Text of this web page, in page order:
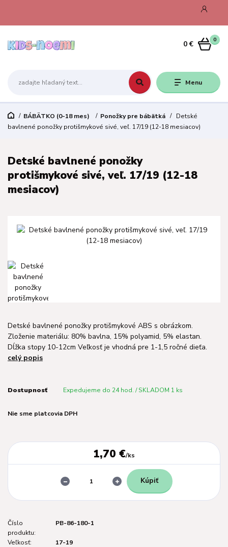
Menu
0
0 €
BÁBÄTKO (0-18 mes) Ponožky pre bábätká
Detské
bavlnené ponožky protišmykové sivé, veľ. 17/19 (12-18 mesiacov)
Detské bavlnené ponožky
protišmykové sivé, veľ. 17/19 (12-18
mesiacov)
Detské bavlnené ponožky protišmykové ABS s obrázkom.
Zloženie materiálu: 80% bavlna, 15% polyamid, 5% elastan.
Dĺžka stopy 10-12cm Veľkosť je vhodná pre 1-1,5 ročné dieťa.
celý popis
Dostupnosť Expedujeme do 24 hod. / SKLADOM 1 ks
Nie sme platcovia DPH
1,70 €/ks
Kúpiť
Číslo
produktu:
PB-86-180-1
Veľkosť:
17-19